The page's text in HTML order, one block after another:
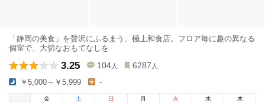
「静岡の美食」を贅沢にふるまう、極上和食店。フロア毎に趣の異なる
個室で、大切なおもてなしを
3.25 104 人 6287 人
￥5,000～￥5,999 -
金
土 日 月 火 水 木